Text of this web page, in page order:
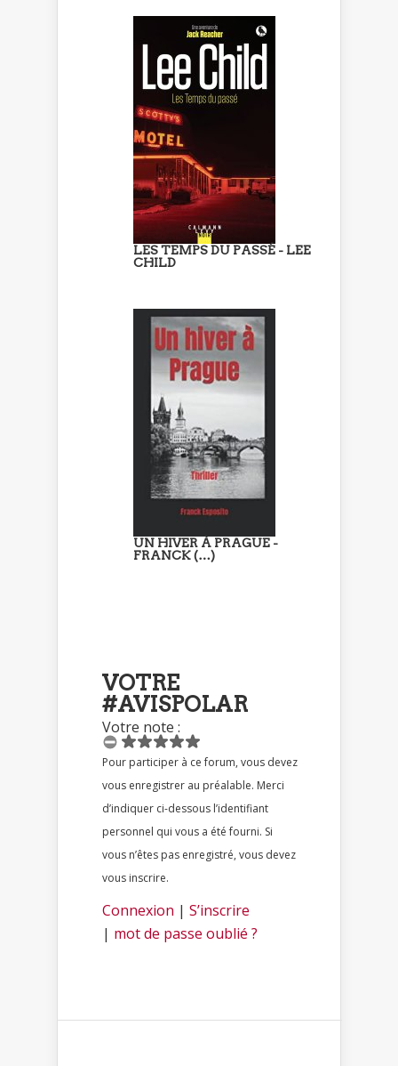
LES TEMPS DU PASSÉ - LEE
CHILD
UN HIVER À PRAGUE -
FRANCK (…)
VOTRE
#AVISPOLAR
Votre note :
Pour participer à ce forum, vous devez
vous enregistrer au préalable. Merci
d’indiquer ci-dessous l’identifiant
personnel qui vous a été fourni. Si
vous n’êtes pas enregistré, vous devez
vous inscrire.
Connexion | S’inscrire
| mot de passe oublié ?